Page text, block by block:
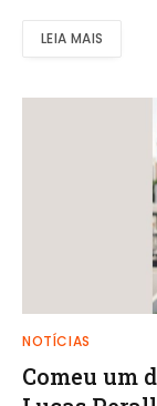
LEIA MAIS
NOTÍCIAS
Comeu um